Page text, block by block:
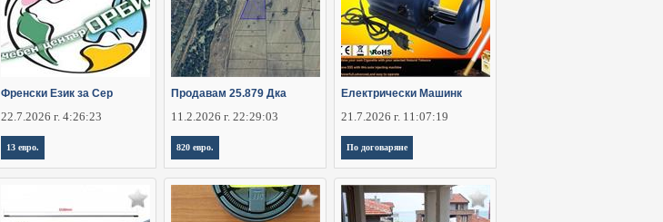
Френски Език за Сер
22.7.2026 г. 4:26:23
13 евро.
Продавам 25.879 Дка
11.2.2026 г. 22:29:03
820 евро.
Електрически Машинк
21.7.2026 г. 11:07:19
По договаряне